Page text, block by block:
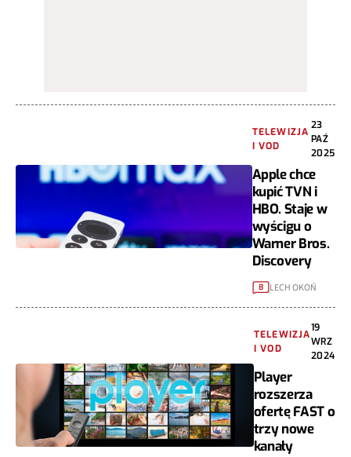
TELEWIZJA
I VOD
23
PAŹ
2025
Apple chce
kupić TVN i
HBO. Staje w
wyścigu o
Warner Bros.
Discovery
8 LECH OKOŃ
TELEWIZJA
I VOD
19
WRZ
2024
Player
rozszerza
ofertę FAST o
trzy nowe
kanały